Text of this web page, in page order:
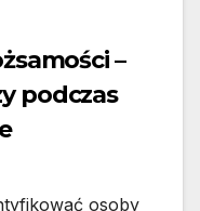
–
podczas
osoby